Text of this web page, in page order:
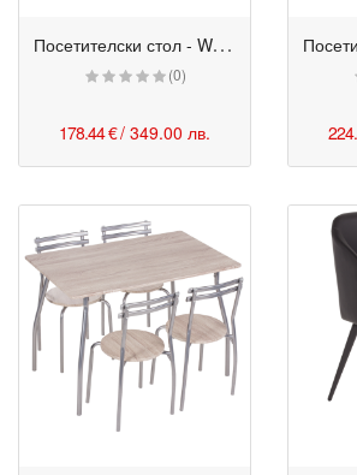
П
осетителски стол - Wait 4L
(0)
178.44 €/ 349.00 лв.